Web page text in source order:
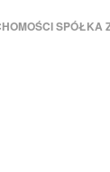
SPÓŁKA